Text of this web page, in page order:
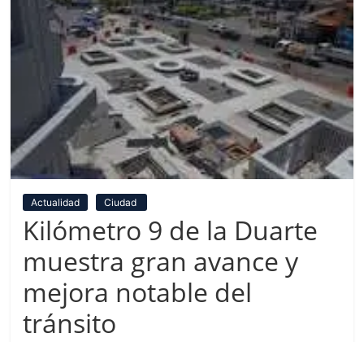
Actualidad Ciudad
Kilómetro 9 de la Duarte
muestra gran avance y
mejora notable del
tránsito